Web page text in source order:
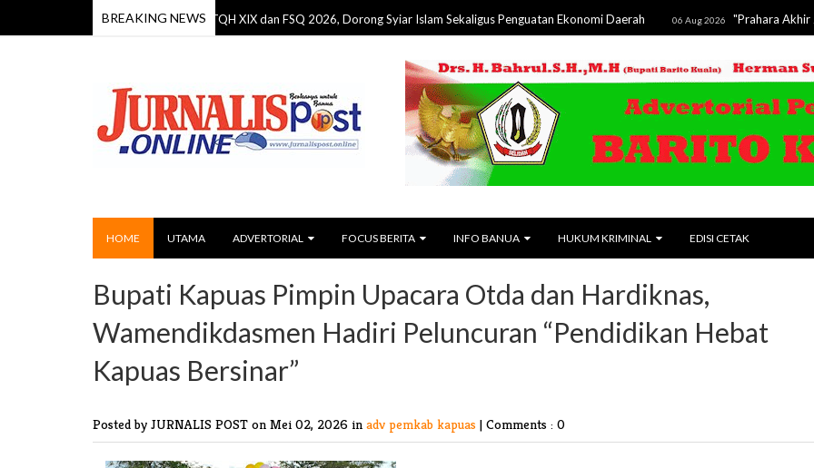
BREAKING NEWS
Seruyan Resmi Buka MTQH XIX dan FSQ 2026, Dorong Syiar Islam Sekaligus Penguatan Ekonomi Daerah 06 Aug 2026 "Prahara Akhir Zaman"
HOME UTAMA ADVERTORIAL FOCUS BERITA INFO BANUA HUKUM KRIMINAL EDISI CETAK
Bupati Kapuas Pimpin Upacara Otda dan Hardiknas,
Wamendikdasmen Hadiri Peluncuran “Pendidikan Hebat
Kapuas Bersinar”
Posted by JURNALIS POST on Mei 02, 2026 in adv pemkab kapuas | Comments : 0